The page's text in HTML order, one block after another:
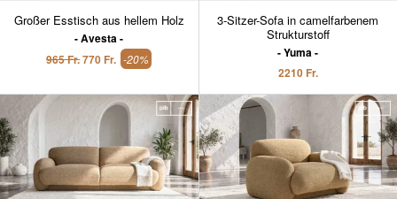
Großer Esstisch aus hellem Holz
Avesta
965 Fr.770 Fr. -20%
3-Sitzer-Sofa in camelfarbenem
Strukturstoff
Yuma
2210 Fr.